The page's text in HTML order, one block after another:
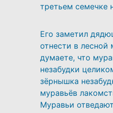
третьем семечке
Его заметил
отнести в лесной
думаете, что
незабудки
зёрнышка
муравьёв
Муравьи